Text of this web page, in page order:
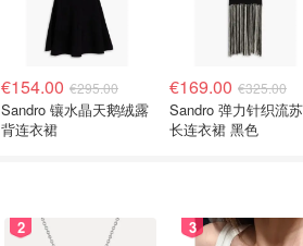
€154.00 €295.00
Sandro 镶水晶天鹅绒露
背连衣裙
€169.00 €325.00
Sandro 弹力针织流
长连衣裙 黑色
2 3